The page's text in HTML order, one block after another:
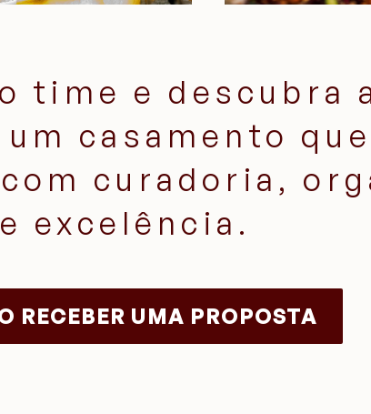
time e descubra
casamento
curadoria,
e excelência.
RECEBER UMA PROPOSTA